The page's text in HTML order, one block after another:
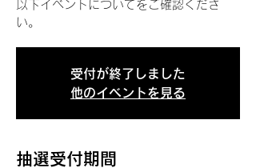
以下イベントについてをご確認くださ
い。
受付が終了しました
他のイベントを見る
抽選受付期間